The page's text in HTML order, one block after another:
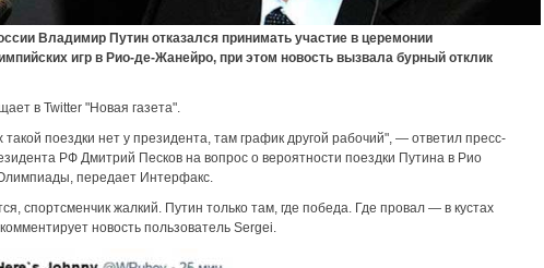
Владимир Путин отказался принимать участие в церемонии
игр в Рио-де-Жанейро, при этом новость вызвала бурный отклик
в Twitter "Новая газета".
такой поездки нет у президента, там график другой рабочий", — ответил пресс-
РФ Дмитрий Песков на вопрос о вероятности поездки Путина в Рио
передает Интерфакс.
спортсменчик жалкий. Путин только там, где победа. Где провал — в кустах
новость пользователь Sergei.